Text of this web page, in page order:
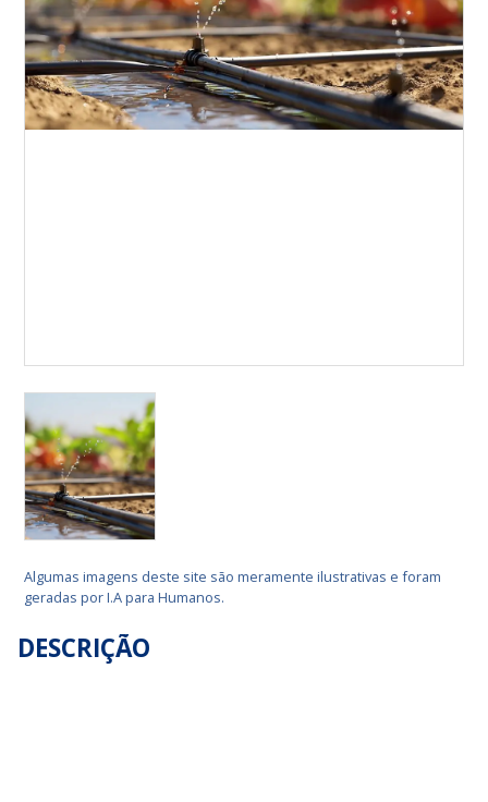
Algumas imagens deste site são meramente ilustrativas e foram
geradas por I.A para Humanos.
DESCRIÇÃO